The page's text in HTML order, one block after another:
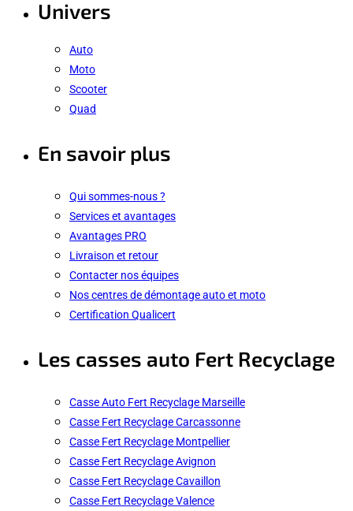
Univers
Auto
Moto
Scooter
Quad
En savoir plus
Qui sommes-nous ?
Services et avantages
Avantages PRO
Livraison et retour
Contacter nos équipes
Nos centres de démontage auto et moto
Certification Qualicert
Les casses auto Fert Recyclage
Casse Auto Fert Recyclage Marseille
Casse Fert Recyclage Carcassonne
Casse Fert Recyclage Montpellier
Casse Fert Recyclage Avignon
Casse Fert Recyclage Cavaillon
Casse Fert Recyclage Valence